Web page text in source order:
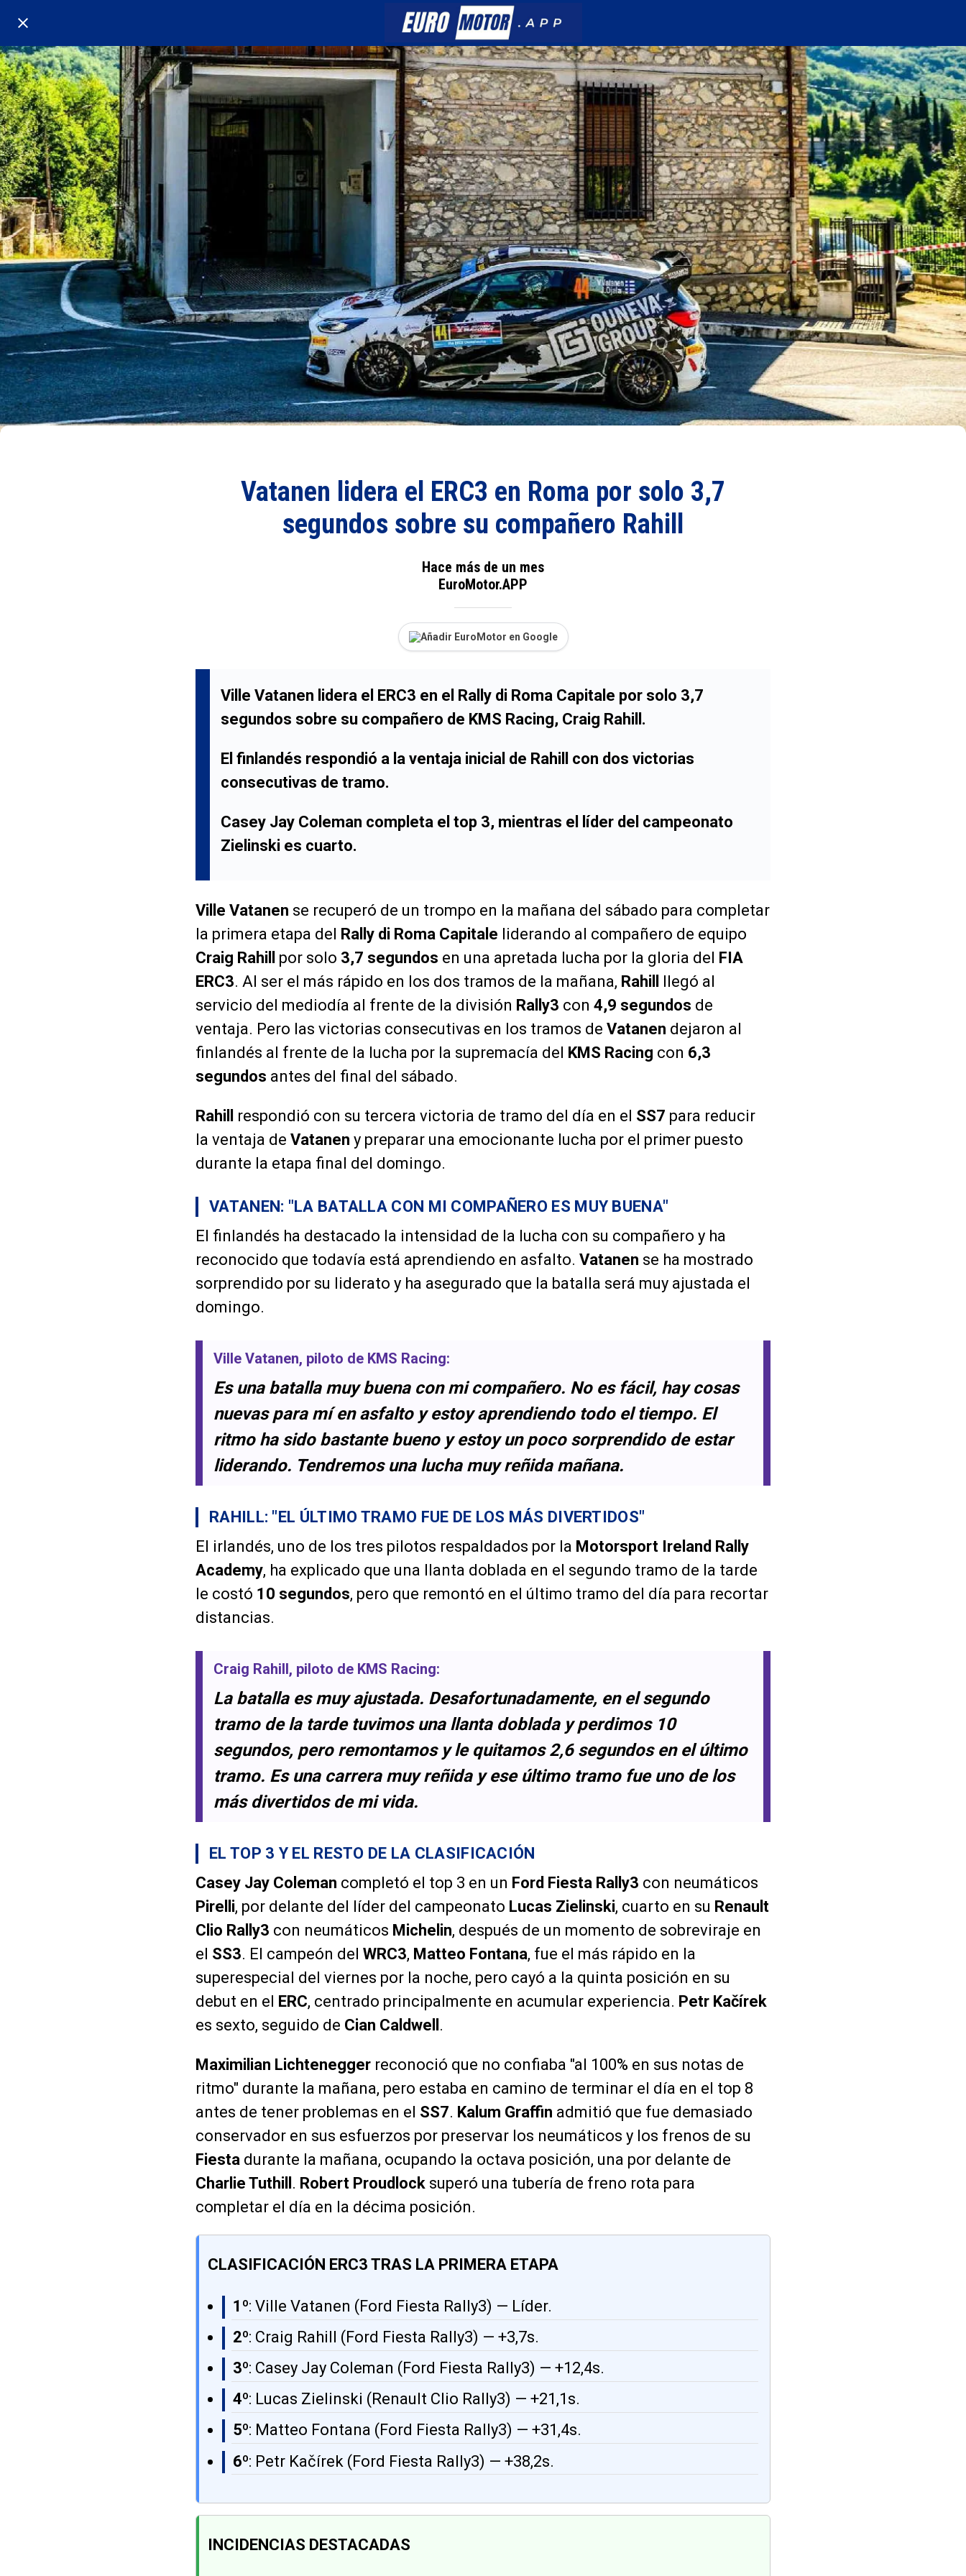
Vatanen lidera el ERC3 en Roma por solo 3,7
segundos sobre su compañero Rahill
Hace más de un mes
EuroMotor.APP
Añadir EuroMotor en Google
Ville Vatanen lidera el ERC3 en el Rally di Roma Capitale por solo 3,7
segundos sobre su compañero de KMS Racing, Craig Rahill.
El finlandés respondió a la ventaja inicial de Rahill con dos victorias
consecutivas de tramo.
Casey Jay Coleman completa el top 3, mientras el líder del campeonato
Zielinski es cuarto.
Ville Vatanen se recuperó de un trompo en la mañana del sábado para completar
la primera etapa del Rally di Roma Capitale liderando al compañero de equipo
Craig Rahill
por solo 3,7 segundos en una apretada lucha por la gloria del FIA
ERC3. Al ser el más rápido en los dos tramos de la mañana, Rahill
llegó al
servicio del mediodía al frente de la división Rally3 con 4,9 segundos de
ventaja. Pero las victorias consecutivas en los tramos de Vatanen dejaron al
finlandés al frente de la lucha por la supremacía del KMS Racing con 6,3
segundos antes del final del sábado.
Rahill respondió con su tercera victoria de tramo del día en el SS7 para reducir
la ventaja de Vatanen y preparar una emocionante lucha por el primer puesto
durante la etapa final del domingo.
VATANEN: "LA BATALLA CON MI COMPAÑERO ES MUY BUENA"
El finlandés ha destacado la intensidad de la lucha con su compañero y ha
reconocido que todavía está aprendiendo en asfalto. Vatanen se ha mostrado
sorprendido por su liderato y ha asegurado que la batalla será muy ajustada el
domingo.
Ville Vatanen, piloto de KMS Racing:
Es una batalla muy buena con mi compañero. No es fácil, hay cosas
nuevas para mí en asfalto y estoy aprendiendo todo el tiempo. El
ritmo ha sido bastante bueno y estoy un poco sorprendido de estar
liderando. Tendremos una lucha muy reñida mañana.
RAHILL: "EL ÚLTIMO TRAMO FUE DE LOS MÁS DIVERTIDOS"
El irlandés, uno de los tres pilotos respaldados por la Motorsport Ireland Rally
Academy, ha explicado que una llanta doblada en el segundo tramo de la tarde
le costó 10 segundos, pero que remontó en el último tramo del día para recortar
distancias.
Craig Rahill, piloto de KMS Racing:
La batalla es muy ajustada. Desafortunadamente, en el segundo
tramo de la tarde tuvimos una llanta doblada y perdimos 10
segundos, pero remontamos y le quitamos 2,6 segundos en el último
tramo. Es una carrera muy reñida y ese último tramo fue uno de los
más divertidos de mi vida.
EL TOP 3 Y EL RESTO DE LA CLASIFICACIÓN
Casey Jay Coleman completó el top 3 en un Ford Fiesta Rally3 con neumáticos
Pirelli, por delante del líder del campeonato Lucas Zielinski, cuarto en su Renault
Clio Rally3 con neumáticos Michelin, después de un momento de sobreviraje en
el SS3. El campeón del WRC3, Matteo Fontana, fue el más rápido en la
superespecial del viernes por la noche, pero cayó a la quinta posición en su
debut en el ERC, centrado principalmente en acumular experiencia. Petr Kačírek
es sexto, seguido de Cian Caldwell .
Maximilian Lichtenegger reconoció que no confiaba "al 100% en sus notas de
ritmo" durante la mañana, pero estaba en camino de terminar el día en el top 8
antes de tener problemas en el SS7. Kalum Graffin admitió que fue demasiado
conservador en sus esfuerzos por preservar los neumáticos y los frenos de su
Fiesta durante la mañana, ocupando la octava posición, una por delante de
Charlie Tuthill . Robert Proudlock superó una tubería de freno rota para
completar el día en la décima posición.
CLASIFICACIÓN ERC3 TRAS LA PRIMERA ETAPA
1º: Ville Vatanen (Ford Fiesta Rally3) — Líder.
2º: Craig Rahill (Ford Fiesta Rally3) — +3,7s.
3º: Casey Jay Coleman (Ford Fiesta Rally3) — +12,4s.
4º: Lucas Zielinski (Renault Clio Rally3) — +21,1s.
5º: Matteo Fontana (Ford Fiesta Rally3) — +31,4s.
6º: Petr Kačírek (Ford Fiesta Rally3) — +38,2s.
INCIDENCIAS DESTACADAS